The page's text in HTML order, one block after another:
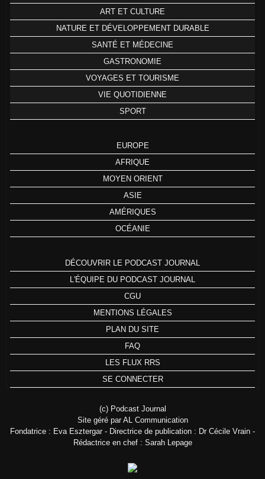
ART ET CULTURE
NATURE ET DÉVELOPPEMENT DURABLE
SANTÉ ET MÉDECINE
GASTRONOMIE
VOYAGES ET TOURISME
VIE QUOTIDIENNE
SPORT
EUROPE
AFRIQUE
MOYEN ORIENT
ASIE
AMÉRIQUES
OCÉANIE
DÉCOUVRIR LE PODCAST JOURNAL
L'ÉQUIPE DU PODCAST JOURNAL
CGU
MENTIONS LÉGALES
PLAN DU SITE
FAQ
LES FLUX RRS
SE CONNECTER
(c) Podcast Journal
Site géré par AL Communication
Fondatrice : Eva Esztergar - Directrice de publication : Dr Cécile Vrain -
Rédactrice en chef : Sarah Lepage